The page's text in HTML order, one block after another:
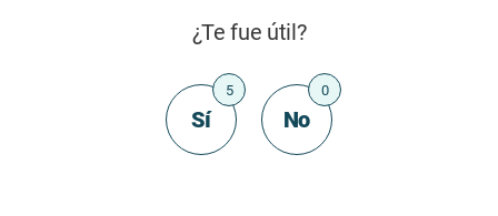
¿Te fue útil?
Sí
5
No
0